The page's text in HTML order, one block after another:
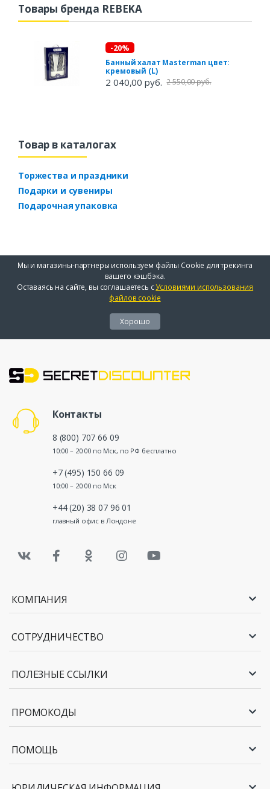
Товары бренда REBEKA
-20%
Банный халат Masterman цвет:
кремовый (L)
2 040,00 руб. 2 550,00 руб.
Товар в каталогах
Торжества и праздники
Подарки и сувениры
Подарочная упаковка
Мы и магазины-партнеры используем файлы Cookie для трекинга
вашего кэшбэка.
Оставаясь на сайте, вы соглашаетесь сУсловиями использования
файлов cookie
Хорошо
Контакты
8 (800) 707 66 09
10:00 – 20:00 по Мск, по РФ бесплатно
+7 (495) 150 66 09
10:00 – 20:00 по Мск
+44 (20) 38 07 96 01
главный офис в Лондоне
КОМПАНИЯ
СОТРУДНИЧЕСТВО
ПОЛЕЗНЫЕ ССЫЛКИ
ПРОМОКОДЫ
ПОМОЩЬ